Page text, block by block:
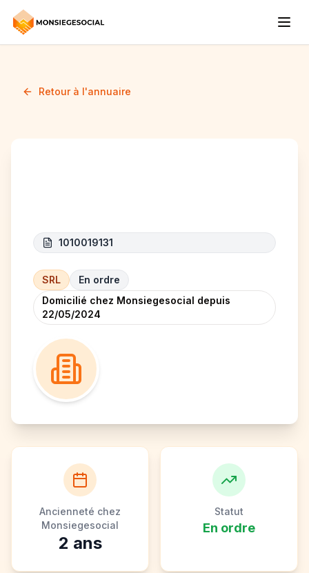
Retour à l'annuaire
1010019131
SRL
En ordre
Domicilié chez Monsiegesocial depuis
22/05/2024
Ancienneté chez
Monsiegesocial
2 ans
Statut
En ordre